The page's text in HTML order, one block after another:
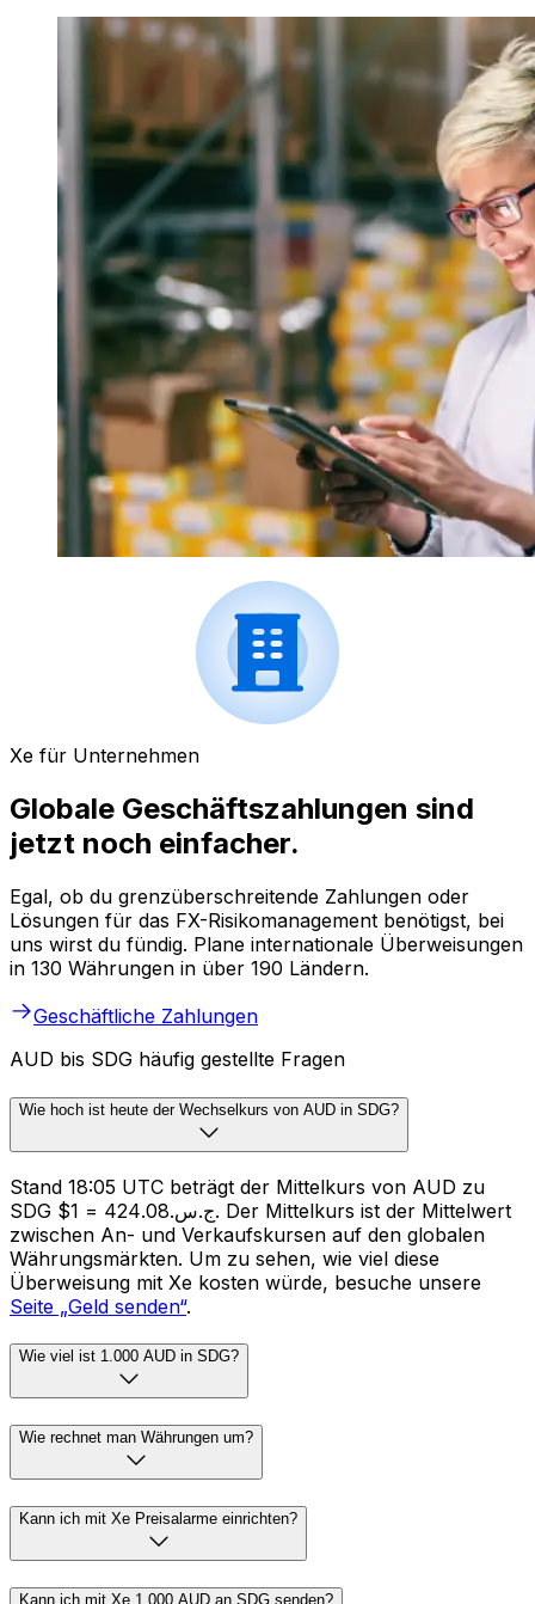
Xe für Unternehmen
Globale Geschäftszahlungen sind
jetzt noch einfacher.
Egal, ob du grenzüberschreitende Zahlungen oder
Lösungen für das FX-Risikomanagement benötigst, bei
uns wirst du fündig. Plane internationale Überweisungen
in 130 Währungen in über 190 Ländern.
Geschäftliche Zahlungen
AUD bis SDG häufig gestellte Fragen
Wie hoch ist heute der Wechselkurs von AUD in SDG?
Stand 18:05 UTC beträgt der Mittelkurs von AUD zu
SDG $1 = ج.س.424.08. Der Mittelkurs ist der Mittelwert
zwischen An- und Verkaufskursen auf den globalen
Währungsmärkten. Um zu sehen, wie viel diese
Überweisung mit Xe kosten würde, besuche unsere
Seite „Geld senden“.
Wie viel ist 1.000 AUD in SDG?
Wie rechnet man Währungen um?
Kann ich mit Xe Preisalarme einrichten?
Kann ich mit Xe 1.000 AUD an SDG senden?